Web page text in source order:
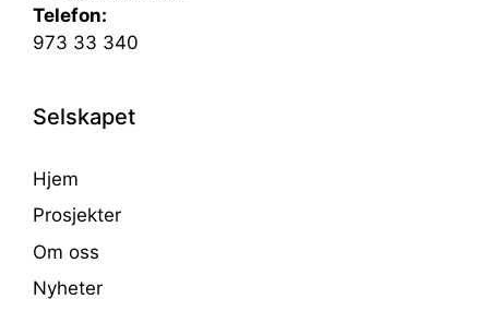
Telefon:
973 33 340
Selskapet
Hjem
Prosjekter
Om oss
Nyheter